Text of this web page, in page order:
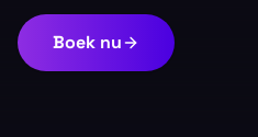
Boek nu